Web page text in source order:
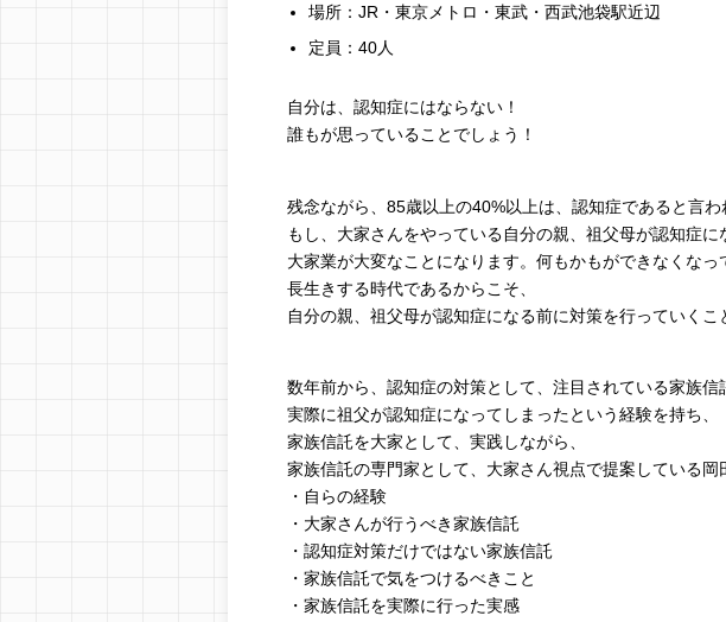
場所：JR・東京メトロ・東武・西武池袋駅近辺
定員：40人
自分は、認知症にはならない！
誰もが思っていることでしょう！
残念ながら、85歳以上の40%以上は、認知症であると言わ
もし、大家さんをやっている自分の親、祖父母が認知症
大家業が大変なことになります。何もかもができなくなっ
長生きする時代であるからこそ、
自分の親、祖父母が認知症になる前に対策を行っていくこ
数年前から、認知症の対策として、注目されている家族信
実際に祖父が認知症になってしまったという経験を持ち、
家族信託を大家として、実践しながら、
家族信託の専門家として、大家さん視点で提案している岡
・自らの経験
・大家さんが行うべき家族信託
・認知症対策だけではない家族信託
・家族信託で気をつけるべきこと
・家族信託を実際に行った実感